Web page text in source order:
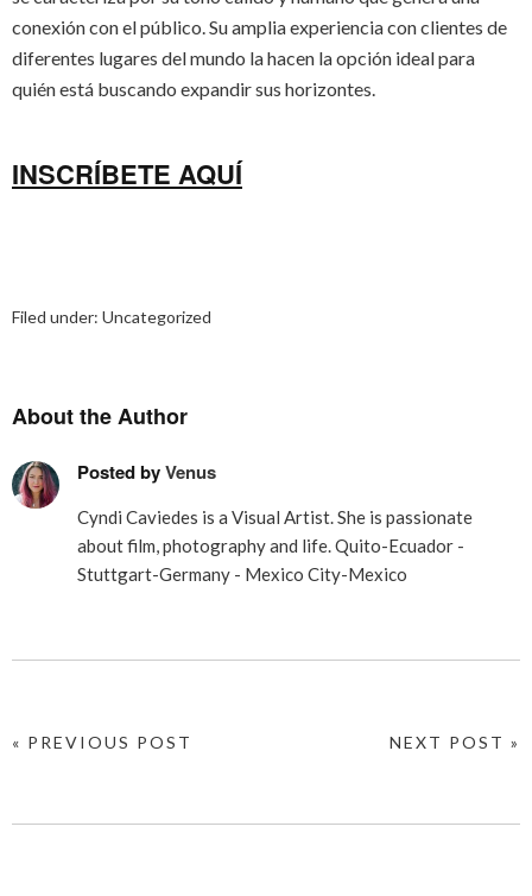
conexión con el público. Su amplia experiencia con clientes de
diferentes lugares del mundo la hacen la opción ideal para
quién está buscando expandir sus horizontes.
INSCRÍBETE AQUÍ
Filed under: Uncategorized
About the Author
Posted byVenus
Cyndi Caviedes is a Visual Artist. She is passionate
about film, photography and life. Quito-Ecuador -
Stuttgart-Germany - Mexico City-Mexico
NEXT POST »
« PREVIOUS POST